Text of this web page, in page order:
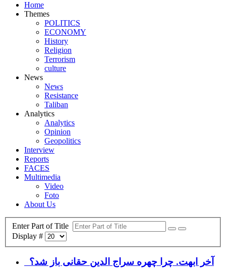
Home
Themes
POLITICS
ECONOMY
History
Religion
Terrorism
culture
News
News
Resistance
Taliban
Analytics
Analytics
Opinion
Geopolitics
Interview
Reports
FACES
Multimedia
Video
Foto
About Us
Enter Part of Title
Display #
آخر ابهت. چرا چهره سراج الدين حقانى باز شد؟